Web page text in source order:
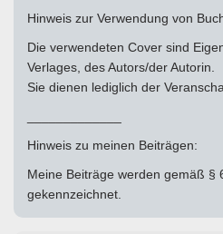
Hinweis zur Verwendung von
Die verwendeten Cover sind
Verlages, des Autors/der Autorin.
Sie dienen lediglich der
Hinweis zu meinen Beiträgen:
Meine Beiträge werden gemäß §
gekennzeichnet.